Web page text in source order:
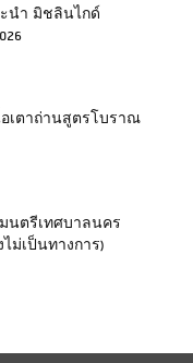
นำ มิชลินไกด์
เตาถ่านสูตรโบราณ
นตรีเทศบาลนคร
ม่เป็นทางการ)